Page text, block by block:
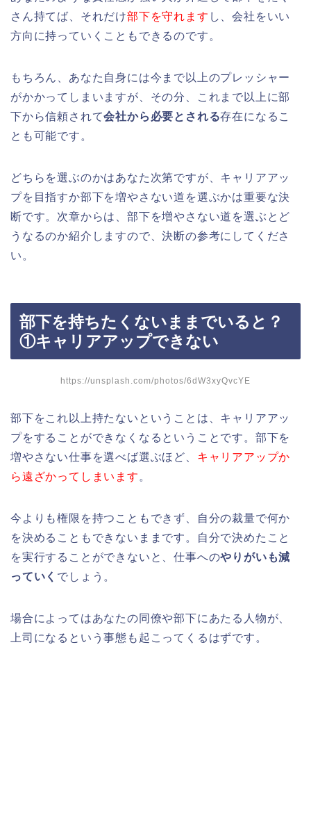
さん持てば、それだけ部下を守れます し、会社をいい
方向に持っていくこともできるのです。
もちろん、あなた自身には今まで以上のプレッシャー
がかかってしまいますが、その分、これまで以上に部
下から信頼されて会社から必要とされる存在になるこ
とも可能です。
どちらを選ぶのかはあなた次第ですが、キャリアアッ
プを目指すか部下を増やさない道を選ぶかは重要な決
断です。次章からは、部下を増やさない道を選ぶとど
うなるのか紹介しますので、決断の参考にしてくださ
い。
部下を持ちたくないままでいると？
①キャリアアップできない
https://unsplash.com/photos/6dW3xyQvcYE
部下をこれ以上持たないということは、キャリアアッ
プをすることができなくなるということです。部下を
増やさない仕事を選べば選ぶほど、 キャリアアップか
ら遠ざかってしまいます 。
今よりも権限を持つこともできず、自分の裁量で何か
を決めることもできないままです。自分で決めたこと
を実行することができないと、仕事へのやりがいも減
っていく でしょう。
場合によってはあなたの同僚や部下にあたる人物が、
上司になるという事態も起こってくるはずです。